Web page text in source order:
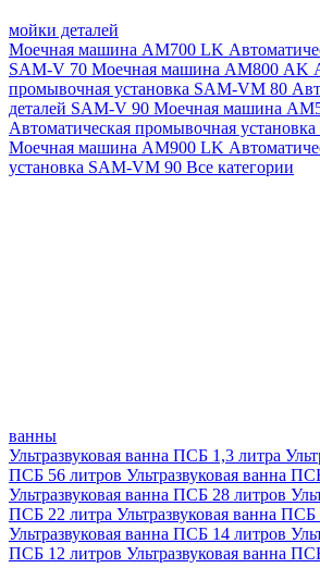
мойки деталей
Моечная машина AM700 LK
SAM-V 70 Моечная машина АМ800 AK
промывочная установка SAM-VM 80
деталей SAM-V 90 Моечная машина
Автоматическая промывочная
Моечная машина AM900 LK
установка SAM-VM 90 Все категории
ванны
Ультразвуковая ванна ПСБ 1,3 литра
ПСБ 56 литров Ультразвуковая ванна
Ультразвуковая ванна ПСБ 28 литров
ПСБ 22 литра Ультразвуковая ванна ПСБ
Ультразвуковая ванна ПСБ 14 литров
ПСБ 12 литров Ультразвуковая ванна